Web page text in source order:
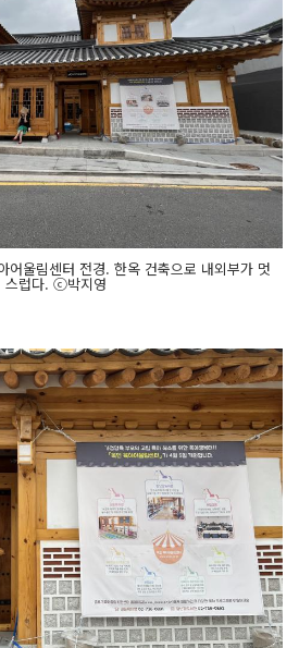
어울림센터 전경. 한옥 건축으로 내외부가 멋
스럽다. ⓒ박지영